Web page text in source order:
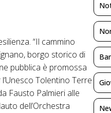
“Il cammino
borgo storico di
pubblica è promossa
Tolentino Terre
Fausto Palmieri alle
dell’Orchestra